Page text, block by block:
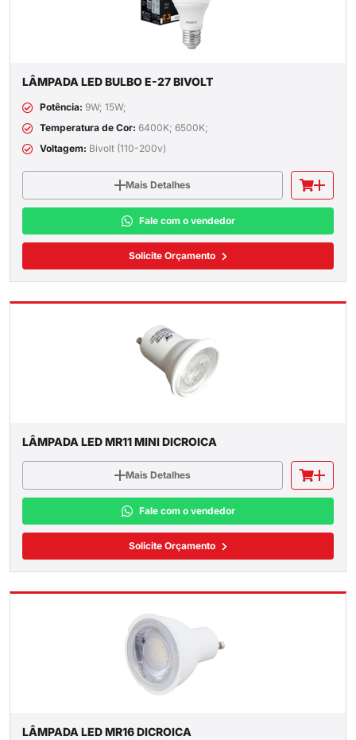
LÂMPADA LED BULBO E-27 BIVOLT
Potência: 9W; 15W;
Temperatura de Cor: 6400K; 6500K;
Voltagem: Bivolt (110-200v)
Mais Detalhes
Fale com o vendedor
Solicite Orçamento
LÂMPADA LED MR11 MINI DICROICA
Mais Detalhes
Fale com o vendedor
Solicite Orçamento
LÂMPADA LED MR16 DICROICA